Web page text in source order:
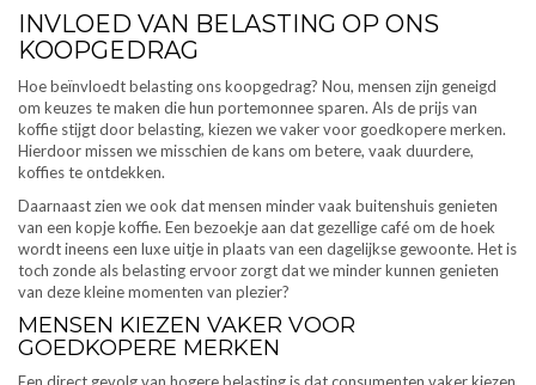
INVLOED VAN BELASTING OP ONS
KOOPGEDRAG
Hoe beïnvloedt belasting ons koopgedrag? Nou, mensen zijn geneigd
om keuzes te maken die hun portemonnee sparen. Als de prijs van
koffie stijgt door belasting, kiezen we vaker voor goedkopere merken.
Hierdoor missen we misschien de kans om betere, vaak duurdere,
koffies te ontdekken.
Daarnaast zien we ook dat mensen minder vaak buitenshuis genieten
van een kopje koffie. Een bezoekje aan dat gezellige café om de hoek
wordt ineens een luxe uitje in plaats van een dagelijkse gewoonte. Het is
toch zonde als belasting ervoor zorgt dat we minder kunnen genieten
van deze kleine momenten van plezier?
MENSEN KIEZEN VAKER VOOR
GOEDKOPERE MERKEN